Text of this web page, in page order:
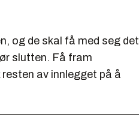
og de skal få med seg det
slutten. Få fram
av innlegget på å